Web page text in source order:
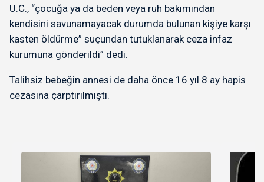
U.C., “çocuğa ya da beden veya ruh bakımından
kendisini savunamayacak durumda bulunan kişiye karşı
kasten öldürme” suçundan tutuklanarak ceza infaz
kurumuna gönderildi” dedi.
Talihsiz bebeğin annesi de daha önce 16 yıl 8 ay hapis
cezasına çarptırılmıştı.